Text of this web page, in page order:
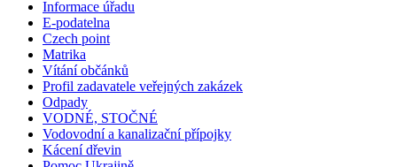
Informace úřadu
E-podatelna
Czech point
Matrika
Vítání občánků
Profil zadavatele veřejných zakázek
Odpady
VODNÉ, STOČNÉ
Vodovodní a kanalizační přípojky
Kácení dřevin